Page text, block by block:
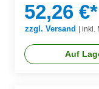
52,26 €*
zzgl. Versand inkl.
Auf